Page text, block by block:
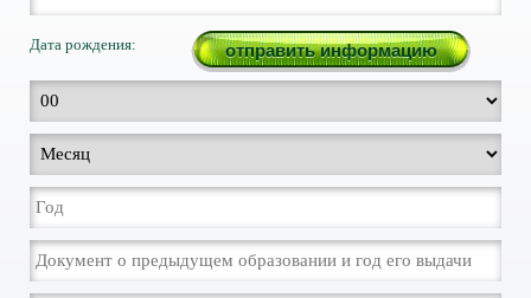
Дата рождения: